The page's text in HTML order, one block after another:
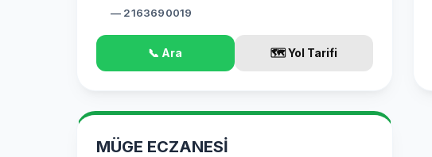
— 2163690019
📞 Ara 🗺️ Yol Tarifi
MÜGE ECZANESİ